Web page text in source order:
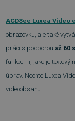
ACDSee Luxea Video
obrazovku, ale také
práci s podporou až 60
funkcemi, jako je textový
úprav. Nechte Luxea
videoobsahu.